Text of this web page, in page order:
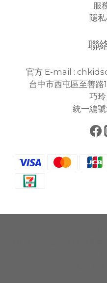
服
隱
聯
官方 E-mail :
台中市西屯區至善路
巧
統一編